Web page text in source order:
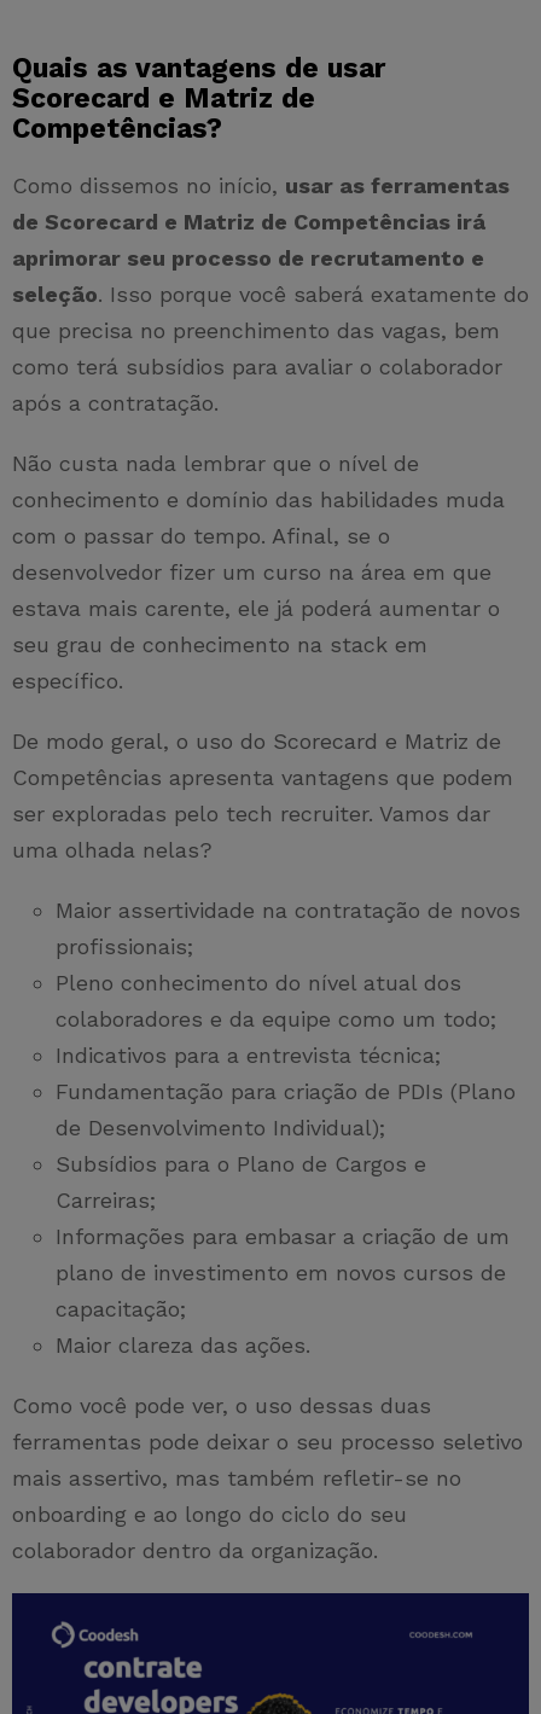
Quais as vantagens de usar
Scorecard e Matriz de
Competências?
Como dissemos no início, usar as ferramentas
de Scorecard e Matriz de Competências irá
aprimorar seu processo de recrutamento e
seleção. Isso porque você saberá exatamente do
que precisa no preenchimento das vagas, bem
como terá subsídios para avaliar o colaborador
após a contratação.
Não custa nada lembrar que o nível de
conhecimento e domínio das habilidades muda
com o passar do tempo. Afinal, se o
desenvolvedor fizer um curso na área em que
estava mais carente, ele já poderá aumentar o
seu grau de conhecimento na stack em
específico.
De modo geral, o uso do Scorecard e Matriz de
Competências apresenta vantagens que podem
ser exploradas pelo tech recruiter. Vamos dar
uma olhada nelas?
Maior assertividade na contratação de novos
profissionais;
Pleno conhecimento do nível atual dos
colaboradores e da equipe como um todo;
Indicativos para a entrevista técnica;
Fundamentação para criação de PDIs (Plano
de Desenvolvimento Individual);
Subsídios para o Plano de Cargos e
Carreiras;
Informações para embasar a criação de um
plano de investimento em novos cursos de
capacitação;
Maior clareza das ações.
Como você pode ver, o uso dessas duas
ferramentas pode deixar o seu processo seletivo
mais assertivo, mas também refletir-se no
onboarding e ao longo do ciclo do seu
colaborador dentro da organização.